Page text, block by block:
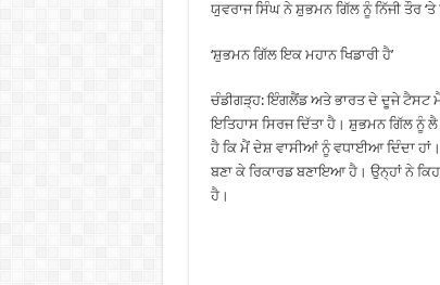
ਯੁਵਰਾਜ ਸਿੰਘ ਨੇ ਸ਼ੁਭਮਨ ਗਿੱਲ ਨੂੰ ਨਿੱਜੀ ਤੌਰ
‘ਸ਼ੁਭਮਨ ਗਿੱਲ ਇਕ ਮਹਾਨ ਖਿਡਾਰੀ ਹੈ’
ਚੰਡੀਗੜ੍ਹ: ਇੰਗਲੈਂਡ ਅਤੇ ਭਾਰਤ ਦੇ ਦੂਜੇ ਟੈਸਟ
ਇਤਿਹਾਸ ਸਿਰਜ ਦਿੱਤਾ ਹੈ। ਸ਼ੁਭਮਨ ਗਿੱਲ ਨੂੰ
ਹੈ ਕਿ ਮੈਂ ਦੇਸ਼ ਵਾਸੀਆਂ ਨੂੰ ਵਧਾਈਆ ਦਿੰਦਾ ਹਾਂ।
ਬਣਾ ਕੇ ਰਿਕਾਰਡ ਬਣਾਇਆ ਹੈ। ਉਨ੍ਹਾਂ ਨੇ
ਹੈ।